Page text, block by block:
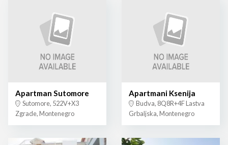
Apartman Sutomore
Sutomore, 522V+X3
Zgrade, Montenegro
Apartmani Ksenija
Budva, 8Q8R+4F Lastva
Grbaljska, Montenegro